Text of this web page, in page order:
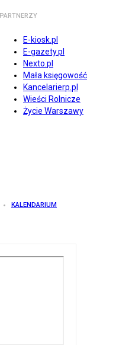
PARTNERZY
E-kiosk.pl
E-gazety.pl
Nexto.pl
Mała księgowość
Kancelarierp.pl
Wieści Rolnicze
Życie Warszawy
KALENDARIUM